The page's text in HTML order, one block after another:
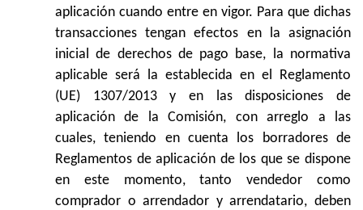
aplicación cuando entre en vigor. Para que dichas
transacciones tengan efectos en la asignación
inicial de derechos de pago base, la normativa
aplicable será la establecida en el Reglamento
(UE) 1307/2013 y en las disposiciones de
aplicación de la Comisión, con arreglo a las
cuales, teniendo en cuenta los borradores de
Reglamentos de aplicación de los que se dispone
en este momento, tanto vendedor como
comprador o arrendador y arrendatario, deben